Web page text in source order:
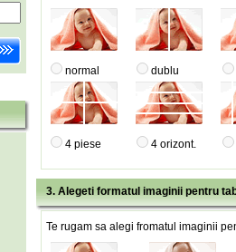
normal dublu
4 piese 4 orizont.
3. Alegeti formatul imaginii pentru
Te rugam sa alegi fromatul imaginii